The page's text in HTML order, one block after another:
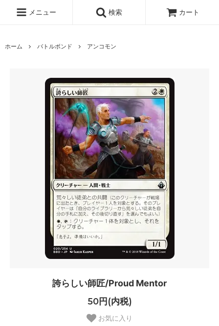
メニュー 検索 カート
ホーム バトルボンド アンコモン
誇らしい師匠/Proud Mentor
50円(内税)
お気に入り